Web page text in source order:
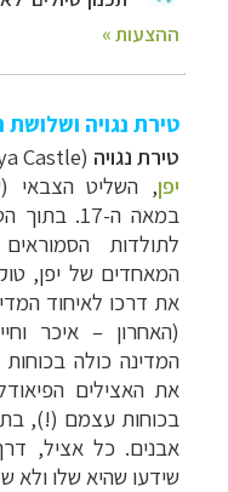
טירת נגויה
טירת נגויה (Nagoya Castle) הוקמה על ידי המאחד של
יפן, השליט הצבאי
במאה ה-
לתולדות
המאחדים של יפן,
את דרכו לאיחוד
(האחרון – איכר
המדינה כולה בכוחות
את האצילים
בכוחות עצמם (!),
אבנים. כל אציל,
שידעו שהיא שלו ולא